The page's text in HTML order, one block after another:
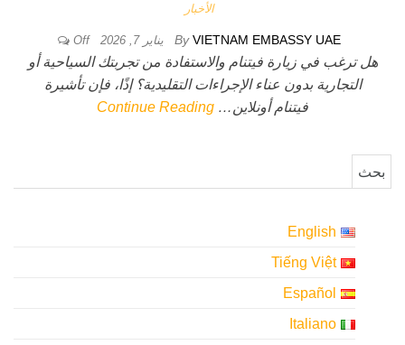
الأخبار
By VIETNAM EMBASSY UAE يناير 7, 2026 Off
هل ترغب في زيارة فيتنام والاستفادة من تجربتك السياحية أو
التجارية بدون عناء الإجراءات التقليدية؟ إذًا، فإن تأشيرة
فيتنام أونلاين… Continue Reading
English
Tiếng Việt
Español
Italiano